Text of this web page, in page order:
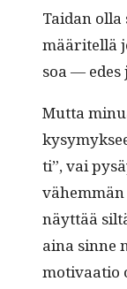
Taidan olla
määritel­lä
soa —
Mut­ta
ti”, vai
näyt­tää
aina sinne
moti­vaa­tio